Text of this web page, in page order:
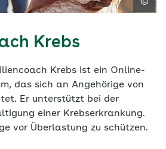
Krebs
Krebs ist ein Online-
das sich an Angehörige von
Er unterstützt bei der
einer Krebserkrankung.
vor Überlastung zu schützen.